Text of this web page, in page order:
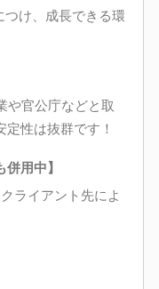
つけ、成長できる環
や官公庁などと取
性は抜群です！
用中】
ライアント先によ